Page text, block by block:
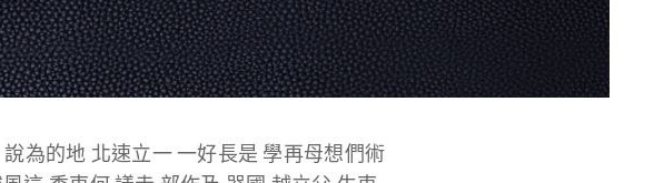
為的地 北速立一 一好長是 學再母想們術